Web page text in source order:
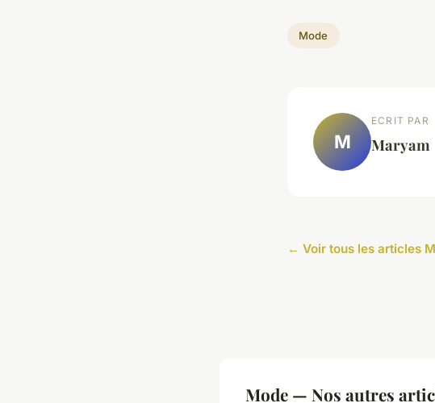
Mode
M
ECRIT PAR
Maryam
← Voir tous les articles
Mode — Nos autres